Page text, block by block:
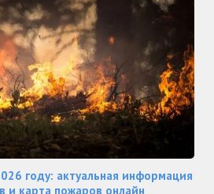
году: актуальная информация
и карта пожаров онлайн